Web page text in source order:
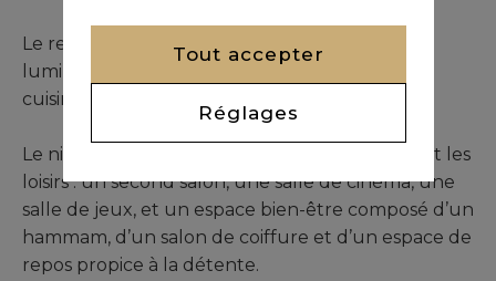
Le rez-de-chaussée accueille un vaste séjour
lumineux, une salle à manger raffinée et une
cuisine moderne entièrement aménagée.
Le niveau inférieur est pensé pour le confort et les
loisirs : un second salon, une salle de cinéma, une
salle de jeux, et un espace bien-être composé d’un
hammam, d’un salon de coiffure et d’un espace de
repos propice à la détente.
Tout accepter
Réglages